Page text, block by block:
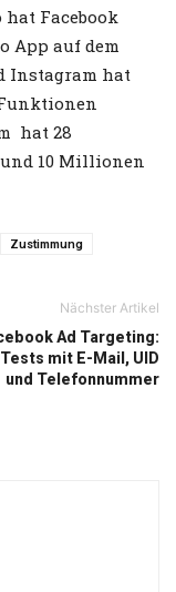
Facebook
App auf dem
Instagram hat
hat 28
10 Millionen
Zustimmung
Nächster Artikel
Ad Targeting:
mit E-Mail, UID
und Telefonnummer